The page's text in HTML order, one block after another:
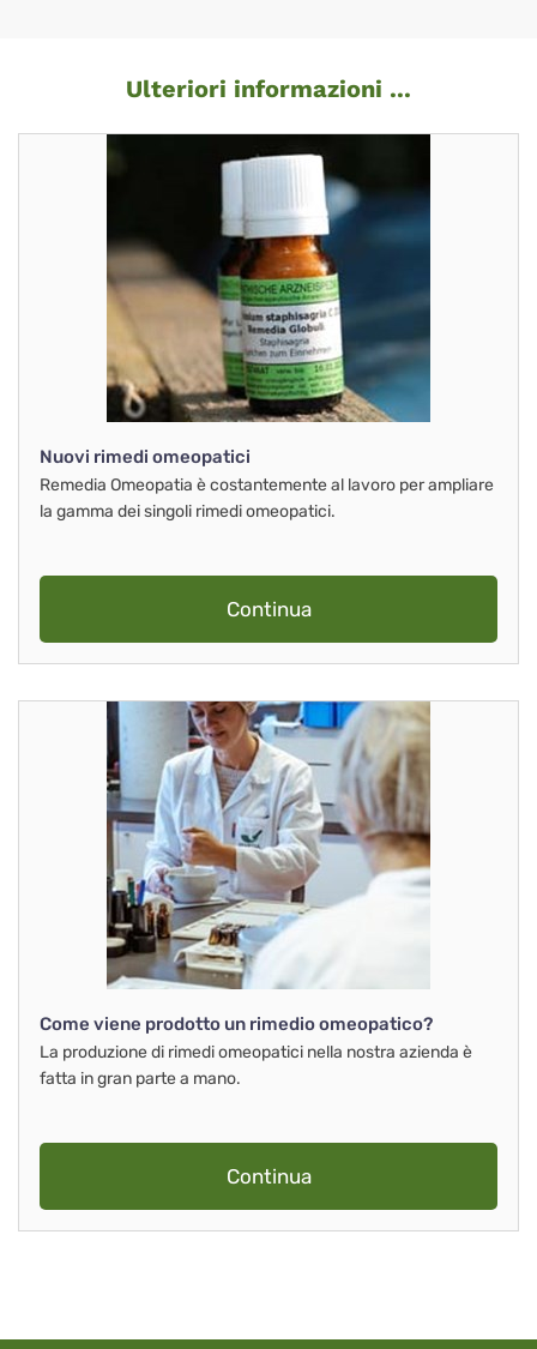
Ulteriori informazioni ...
Nuovi rimedi omeopatici
Remedia Omeopatia è costantemente al lavoro per ampliare
la gamma dei singoli rimedi omeopatici.
Continua
Come viene prodotto un rimedio omeopatico?
La produzione di rimedi omeopatici nella nostra azienda è
fatta in gran parte a mano.
Continua